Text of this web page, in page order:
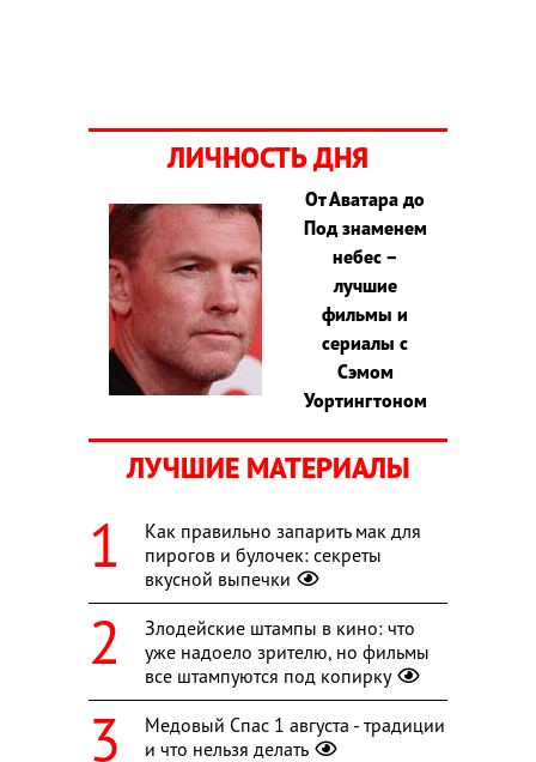
ЛИЧНОСТЬ ДНЯ
От Аватара до
Под знаменем
небес –
лучшие
фильмы и
сериалы с
Сэмом
Уортингтоном
ЛУЧШИЕ МАТЕРИАЛЫ
Как правильно запарить мак для
пирогов и булочек: секреты
вкусной выпечки
Злодейские штампы в кино: что
уже надоело зрителю, но фильмы
все штампуются под копирку
Медовый Спас 1 августа - традиции
и что нельзя делать